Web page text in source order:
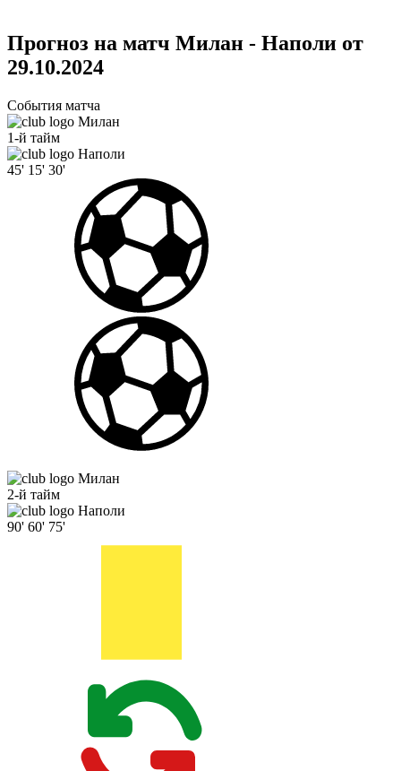
Прогноз на матч Милан - Наполи от
29.10.2024
События матча
Милан
1-й тайм
Наполи
45' 15' 30'
Милан
2-й тайм
Наполи
90' 60' 75'